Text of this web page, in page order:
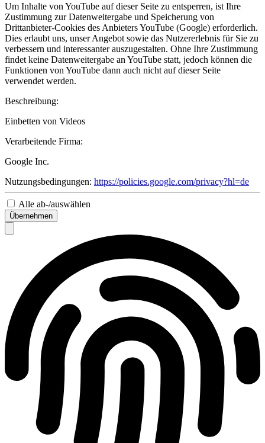
Um Inhalte von YouTube auf dieser Seite zu entsperren, ist Ihre
Zustimmung zur Datenweitergabe und Speicherung von
Drittanbieter-Cookies des Anbieters YouTube (Google) erforderlich.
Dies erlaubt uns, unser Angebot sowie das Nutzererlebnis für Sie zu
verbessern und interessanter auszugestalten. Ohne Ihre Zustimmung
findet keine Datenweitergabe an YouTube statt, jedoch können die
Funktionen von YouTube dann auch nicht auf dieser Seite
verwendet werden.
Beschreibung:
Einbetten von Videos
Verarbeitende Firma:
Google Inc.
Nutzungsbedingungen: https://policies.google.com/privacy?hl=de
Alle ab-/auswählen
Übernehmen